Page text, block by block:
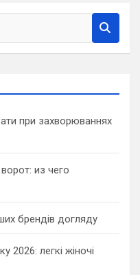
при захворюваннях
из чего
брендів догляду
2026: легкі жіночі